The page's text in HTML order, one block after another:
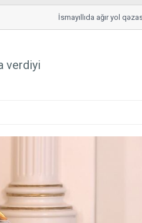
İsmayıllıda ağır yol qəzası
verdiyi